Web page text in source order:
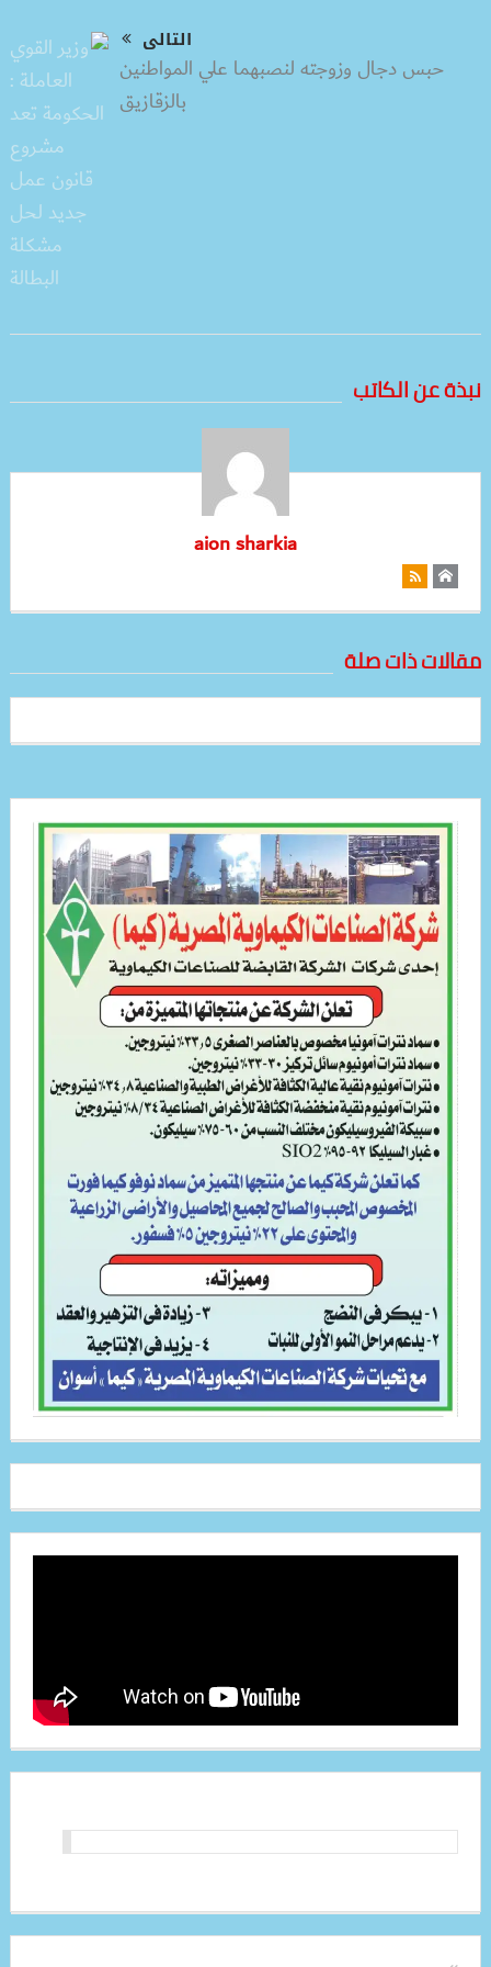
التالى
حبس دجال وزوجته لنصبهما علي المواطنين
بالزقازيق
نبذة عن الكاتب
aion sharkia
مقالات ذات صلة